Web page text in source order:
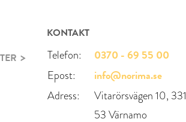
KONTAKT
Telefon: 0370 - 69 55 00
Epost: info@norima.se
Adress:
Vitarörsvägen 10, 331
53 Värnamo